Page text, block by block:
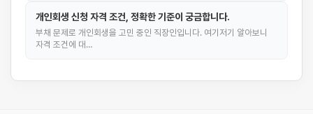
개인회생 신청 자격 조건, 정확한 기준이 궁금합니다.
부채 문제로 개인회생을 고민 중인 직장인입니다. 여기저기 알아보니
자격 조건에 대…